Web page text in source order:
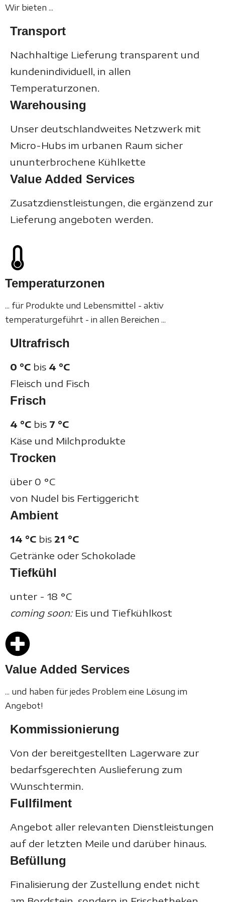
Wir bieten ...
Transport
Nachhaltige Lieferung transparent und
kundenindividuell, in allen
Temperaturzonen.
Warehousing
Unser deutschlandweites Netzwerk mit
Micro-Hubs im urbanen Raum sicher
ununterbrochene Kühlkette
Value Added Services
Zusatzdienstleistungen, die ergänzend zur
Lieferung angeboten werden.
Temperaturzonen
... für Produkte und Lebensmittel - aktiv
temperaturgeführt - in allen Bereichen ...
Ultrafrisch
0 °C bis 4 °C
Fleisch und Fisch
Frisch
4 °C bis 7 °C
Käse und Milchprodukte
Trocken
über 0 °C
von Nudel bis Fertiggericht
Ambient
14 °C bis 21 °C
Getränke oder Schokolade
Tiefkühl
unter - 18 °C
coming soon:Eis und Tiefkühlkost
Value Added Services
... und haben für jedes Problem eine Lösung im
Angebot!
Kommissionierung
Von der bereitgestellten Lagerware zur
bedarfsgerechten Auslieferung zum
Wunschtermin.
Fullfilment
Angebot aller relevanten Dienstleistungen
auf der letzten Meile und darüber hinaus.
Befüllung
Finalisierung der Zustellung endet nicht